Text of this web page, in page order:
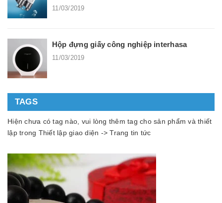
11/03/2019
Hộp đựng giấy công nghiệp interhasa
11/03/2019
TAGS
Hiện chưa có tag nào, vui lòng thêm tag cho sản phẩm và thiết
lập trong Thiết lập giao diện -> Trang tin tức